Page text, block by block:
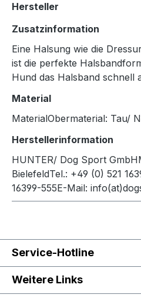
Hersteller
Zusatzinformation
Eine Halsung wie die
ist die perfekte
Hund das Halsband schnell
Material
MaterialObermaterial: Tau/
Herstellerinformation
HUNTER/ Dog Sport
BielefeldTel.: +49 (0) 521
16399-555E-Mail:
Service-Hotline
Weitere Links